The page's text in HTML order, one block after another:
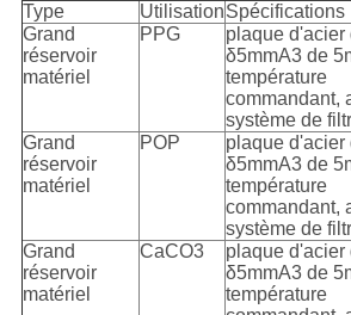
Type UtilisationSpécifications
Grand
réservoir
matériel
PPG
plaque d'acier
δ5mmA3 de
température
commandant,
système de
Grand
réservoir
matériel
POP
plaque d'acier
δ5mmA3 de
température
commandant,
système de
Grand
réservoir
matériel
CaCO3
plaque d'acier
δ5mmA3 de
température